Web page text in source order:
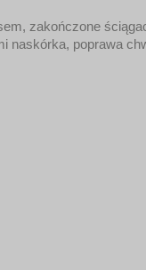
zakończone
naskórka, poprawa